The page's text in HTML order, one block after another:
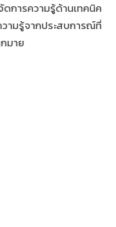
ารความรู้ด้านเทคนิค
จากประสบการณ์ที่
มาย